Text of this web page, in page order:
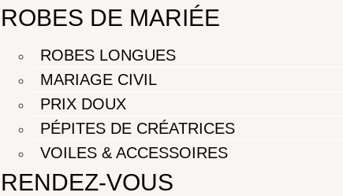
ROBES DE MARIÉE
ROBES LONGUES
MARIAGE CIVIL
PRIX DOUX
PÉPITES DE CRÉATRICES
VOILES & ACCESSOIRES
RENDEZ-VOUS